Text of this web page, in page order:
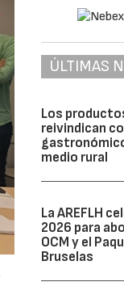
ÚLTIMAS
Los
reivindican
medio rural
La AREFLH
2026 para
OCM y el
Bruselas